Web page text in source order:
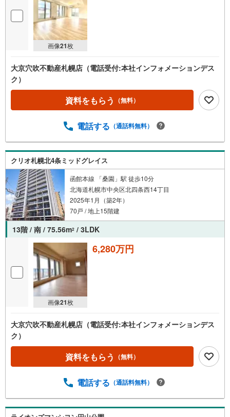
画像21枚
大京穴吹不動産札幌店（電話受付:本社インフォメーションデス
ク）
資料をもらう （無料）
電話する （通話料無料）
クリオ札幌北4条ミッドグレイス
函館本線 「桑園」駅 徒歩10分
北海道札幌市中央区北四条西14丁目
2025年1月（築2年）
70戸 / 地上15階建
13階 / 南 / 75.56m2 / 3LDK
画像21枚
6,280万円
大京穴吹不動産札幌店（電話受付:本社インフォメーションデス
ク）
資料をもらう （無料）
電話する （通話料無料）